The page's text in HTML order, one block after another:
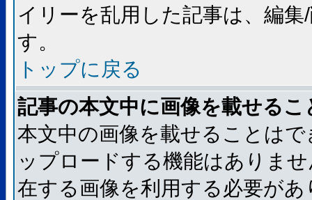
イリーを乱用した記事は、編
す。
トップに戻る
記事の本文中に画像を載せる
本文中の画像を載せることは
ップロードする機能はありま
在する画像を利用する必要が